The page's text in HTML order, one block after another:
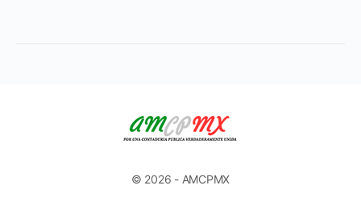
© 2026 - AMCPMX